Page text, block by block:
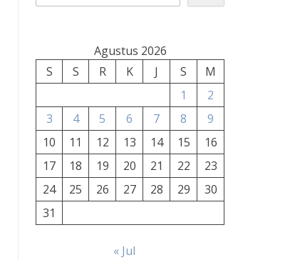
Agustus 2026
S
S R K J S
M
1
2
3
4 5 6 7 8
9
10
11 12 13 14 15
16
17
18 19 20 21 22
23
24
25 26 27 28 29
30
31
« Jul